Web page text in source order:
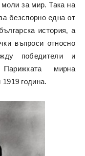
за мир. Така на
безспорно една от
история, а
въпроси относно
победители и
мирна
година.